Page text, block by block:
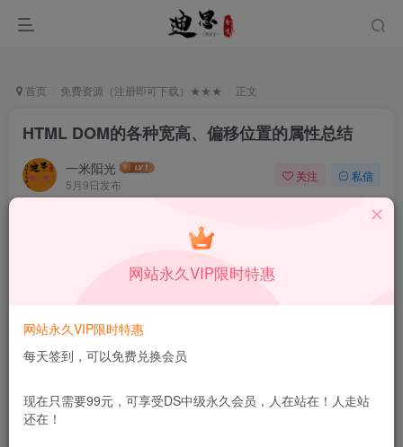
首页 免费资源（注册即可下载）★★★ 正文
HTML DOM的各种宽高、偏移位置的属性总结
一米阳光
5月9日发布
关注 私信
本站所有内容来自互联网收集，仅供学习和交流，请勿用于商业
用途。如有侵权、不妥之处，请第一时间联系我们删除！
网站永久VIP限时特惠
网站永久VIP限时特惠
每天签到，可以免费兑换会员
现在只需要99元，可享受DS中级永久会员，人在站在！人走站
还在！